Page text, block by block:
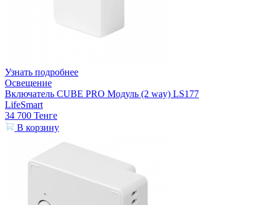
Узнать подробнее
Освещение
Включатель CUBE PRO Модуль (2 way) LS177
LifeSmart
34 700 Тенге
В корзину